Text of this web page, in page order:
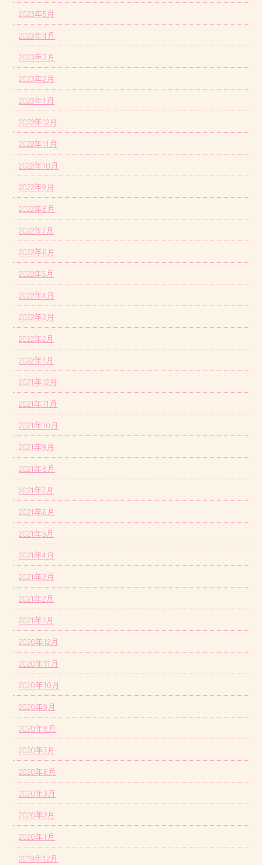
2023年5月
2023年4月
2023年3月
2023年2月
2023年1月
2022年12月
2022年11月
2022年10月
2022年9月
2022年8月
2022年7月
2022年6月
2022年5月
2022年4月
2022年3月
2022年2月
2022年1月
2021年12月
2021年11月
2021年10月
2021年9月
2021年8月
2021年7月
2021年6月
2021年5月
2021年4月
2021年3月
2021年2月
2021年1月
2020年12月
2020年11月
2020年10月
2020年9月
2020年8月
2020年7月
2020年6月
2020年3月
2020年2月
2020年1月
2019年12月